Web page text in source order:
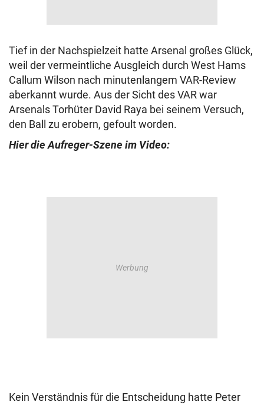
Tief in der Nachspielzeit hatte Arsenal großes Glück,
weil der vermeintliche Ausgleich durch West Hams
Callum Wilson nach minutenlangem VAR-Review
aberkannt wurde. Aus der Sicht des VAR war
Arsenals Torhüter David Raya bei seinem Versuch,
den Ball zu erobern, gefoult worden.
Hier die Aufreger-Szene im Video:
Kein Verständnis für die Entscheidung hatte Peter